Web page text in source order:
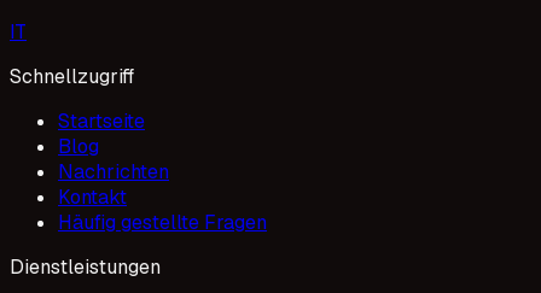
IT
Schnellzugriff
Startseite
Blog
Nachrichten
Kontakt
Häufig gestellte Fragen
Dienstleistungen